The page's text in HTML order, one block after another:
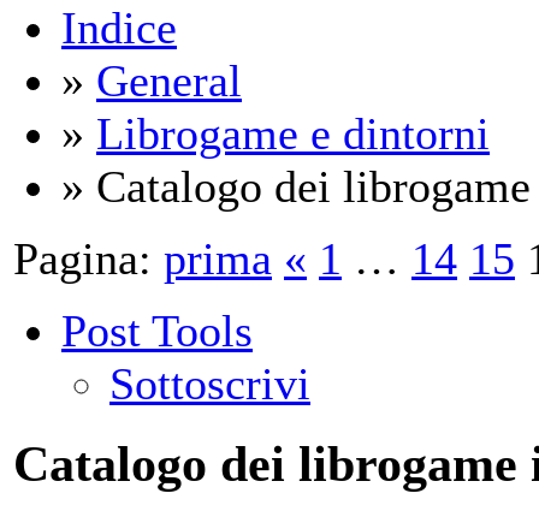
Indice
» General
» Librogame e dintorni
» Catalogo dei
Pagina: prima « 1 … 14 15
Post Tools
Sottoscrivi
Catalogo dei librogame